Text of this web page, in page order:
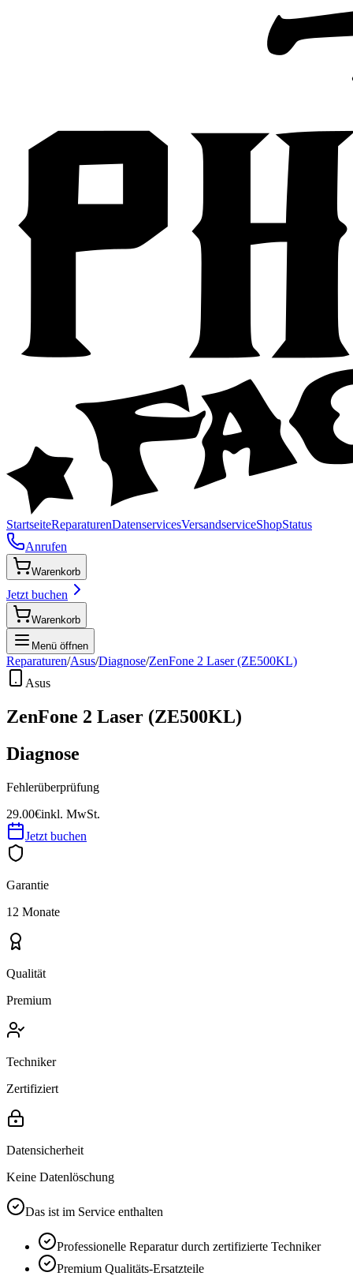
StartseiteReparaturenDatenservicesVersandserviceShopStatus
Anrufen
Warenkorb
Jetzt buchen
Warenkorb
Menü öffnen
Reparaturen/Asus/Diagnose/ZenFone 2 Laser (ZE500KL)
Asus
ZenFone 2 Laser (ZE500KL)
Diagnose
Fehlerüberprüfung
29.00€inkl. MwSt.
Jetzt buchen
Garantie
12 Monate
Qualität
Premium
Techniker
Zertifiziert
Datensicherheit
Keine Datenlöschung
Das ist im Service enthalten
Professionelle Reparatur durch zertifizierte Techniker
Premium Qualitäts-Ersatzteile